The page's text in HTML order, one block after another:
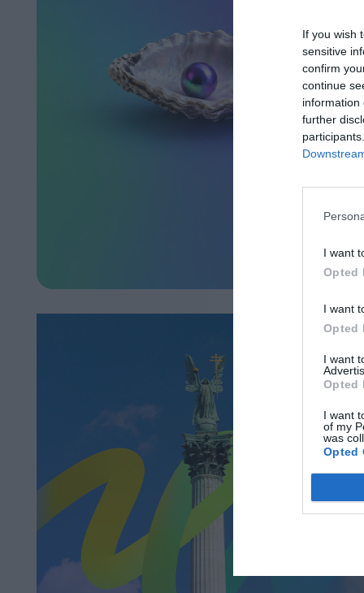
If you wish
sensitive
confirm
continue
information
further
I want
Opted
I want
Opted
I want
Opted
I want
of my
was
Opted